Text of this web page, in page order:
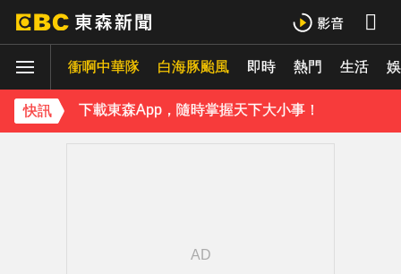
衝啊中華隊 白海豚颱風 即時 熱門 生活
快訊
下載東森App，隨時掌握天下大小事！